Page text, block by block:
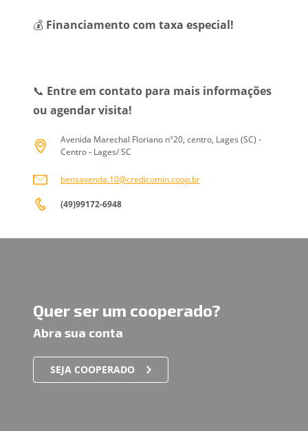
💰 Financiamento com taxa especial!
📞 Entre em contato para mais informações
ou agendar visita!
Avenida Marechal Floriano n°20, centro, Lages (SC) -
Centro - Lages/ SC
bensavenda.10@credicomin.coop.br
(49)99172-6948
Quer ser um cooperado?
Abra sua conta
SEJA COOPERADO